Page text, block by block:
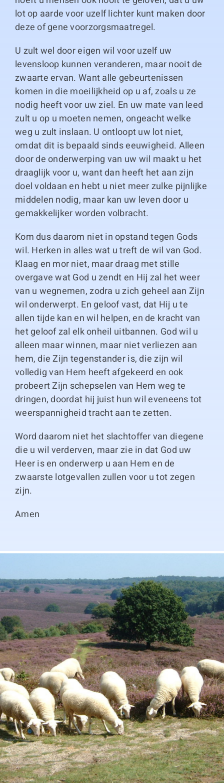
lot op aarde voor uzelf lichter kunt maken door
deze of gene voorzorgsmaatregel.
U zult wel door eigen wil voor uzelf uw
levensloop kunnen veranderen, maar nooit de
zwaarte ervan. Want alle gebeurtenissen
komen in die moeilijkheid op u af, zoals u ze
nodig heeft voor uw ziel. En uw mate van leed
zult u op u moeten nemen, ongeacht welke
weg u zult inslaan. U ontloopt uw lot niet,
omdat dit is bepaald sinds eeuwigheid. Alleen
door de onderwerping van uw wil maakt u het
draaglijk voor u, want dan heeft het aan zijn
doel voldaan en hebt u niet meer zulke pijnlijke
middelen nodig, maar kan uw leven door u
gemakkelijker worden volbracht.
Kom dus daarom niet in opstand tegen Gods
wil. Herken in alles wat u treft de wil van God.
Klaag en mor niet, maar draag met stille
overgave wat God u zendt en Hij zal het weer
van u wegnemen, zodra u zich geheel aan Zijn
wil onderwerpt. En geloof vast, dat Hij u te
allen tijde kan en wil helpen, en de kracht van
het geloof zal elk onheil uitbannen. God wil u
alleen maar winnen, maar niet verliezen aan
hem, die Zijn tegenstander is, die zijn wil
volledig van Hem heeft afgekeerd en ook
probeert Zijn schepselen van Hem weg te
dringen, doordat hij juist hun wil eveneens tot
weerspannigheid tracht aan te zetten.
Word daarom niet het slachtoffer van diegene
die u wil verderven, maar zie in dat God uw
Heer is en onderwerp u aan Hem en de
zwaarste lotgevallen zullen voor u tot zegen
zijn.
Amen